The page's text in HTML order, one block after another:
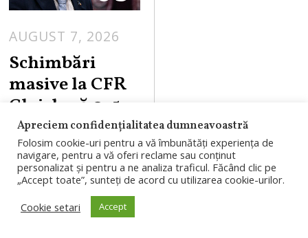
AUGUST 7, 2026
Schimbări
masive la CFR
Cluj după 0-5
cu Tromso.
Folha pleacă,
iar trei jucători
ar fi fost puși pe
liber
Apreciem confidențialitatea dumneavoastră
Folosim cookie-uri pentru a vă îmbunătăți experiența de
navigare, pentru a vă oferi reclame sau conținut
personalizat și pentru a ne analiza traficul. Făcând clic pe
„Accept toate”, sunteți de acord cu utilizarea cookie-urilor.
Cookie setari
Accept